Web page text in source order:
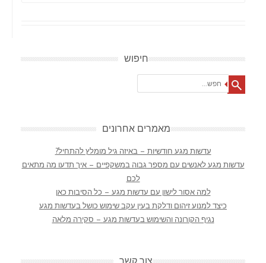
חיפוש
מאמרים אחרונים
עדשות מגע חודשיות – באיזה גיל מומלץ להתחיל?
עדשות מגע לאנשים עם מספר גבוה במשקפיים – איך תדעו מה מתאים
לכם
למה אסור לישון עם עדשות מגע – כל הסיבות כאן
כיצד למנוע זיהום ודלקת בעין עקב שימוש כושל בעדשות מגע
נגיף הקורונה והשימוש בעדשות מגע – סקירה מלאה